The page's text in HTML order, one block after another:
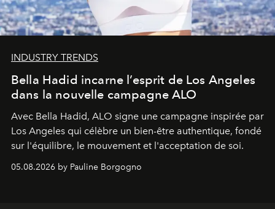
INDUSTRY TRENDS
Bella Hadid incarne l’esprit de Los Angeles
dans la nouvelle campagne ALO
Avec Bella Hadid, ALO signe une campagne inspirée par
Los Angeles qui célèbre un bien-être authentique, fondé
sur l'équilibre, le mouvement et l'acceptation de soi.
05.08.2026 by Pauline Borgogno